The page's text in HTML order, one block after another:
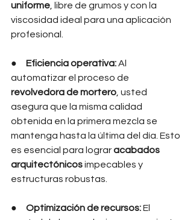
uniforme , libre de grumos y con la
viscosidad ideal para una aplicación
profesional.
● Eficiencia operativa: Al
automatizar el proceso de
revolvedora de mortero , usted
asegura que la misma calidad
obtenida en la primera mezcla se
mantenga hasta la última del día. Esto
es esencial para lograr acabados
arquitectónicos impecables y
estructuras robustas.
● Optimización de recursos: El